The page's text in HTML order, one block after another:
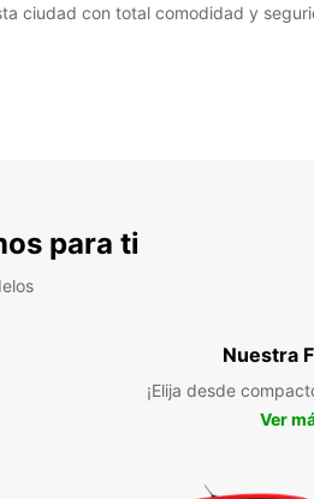
ciudad con total comodidad y
para ti
Nuestra
¡Elija desde
Ver